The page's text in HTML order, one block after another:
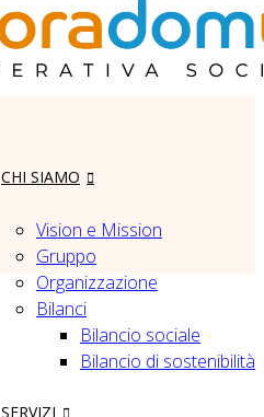
CHI SIAMO
Vision e Mission
Gruppo
Organizzazione
Bilanci
Bilancio sociale
Bilancio di sostenibilità
SERVIZI